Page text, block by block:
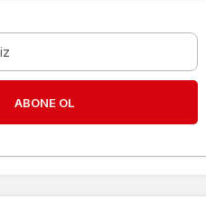
ABONE OL